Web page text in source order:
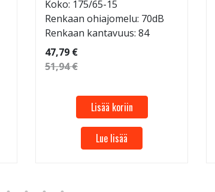
Koko: 175/65-15
Renkaan ohiajomelu: 70dB
Renkaan kantavuus: 84
47,79 €
51,94 €
Lisää koriin
Lue lisää